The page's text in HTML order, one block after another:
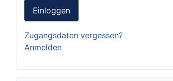
Einloggen
Zugangsdaten vergessen?
Anmelden